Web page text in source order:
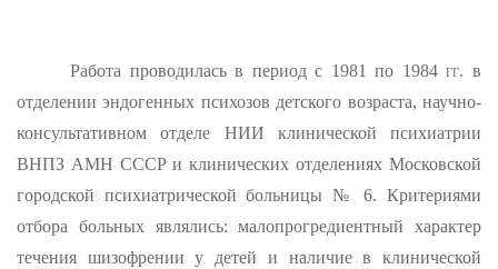
Работа проводилась в пери­од с 1981 по 1984гг.в
отделении эндогенных психозов детского возраста, научно-
консультативном отделе НИИ клинической психиат­рии
ВНПЗ АМН СССР и клинических отделениях Московской
городской психиатрической больницы № 6. Критериями
отбора больных являлись: малопрогредиентный характер
течения шизофрении у детей и наличие в клинической